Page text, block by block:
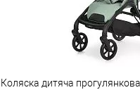
Коляска дитяча